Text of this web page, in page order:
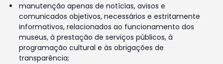
manutenção apenas de notícias, avisos e
comunicados objetivos, necessários e estritamente
informativos, relacionados ao funcionamento dos
museus, à prestação de serviços públicos, à
programação cultural e às obrigações de
transparência;